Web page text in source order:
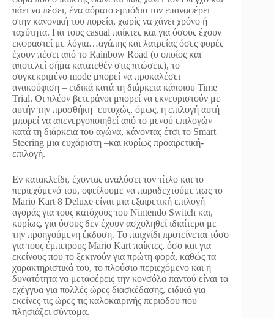
πάει να πέσει, ένα αόρατο εμπόδιο τον επαναφέρει
στην κανονική του πορεία, χωρίς να χάνει χρόνο ή
ταχύτητα. Για τους casual παίκτες και για όσους έχουν
εκφραστεί με λόγια…αγάπης και λατρείας όσες φορές
έχουν πέσει από το Rainbow Road (ο οποίος και
αποτελεί σήμα κατατεθέν στις πτώσεις), το
συγκεκριμένο mode μπορεί να προκαλέσει
ανακούφιση – ειδικά κατά τη διάρκεια κάποιου Time
Trial. Οι πλέον βετεράνοι μπορεί να εκνευριστούν με
αυτήν την προσθήκη˙ ευτυχώς, όμως, η επιλογή αυτή
μπορεί να απενεργοποιηθεί από το μενού επιλογών
κατά τη διάρκεια του αγώνα, κάνοντας έτσι το Smart
Steering μια ευχάριστη –και κυρίως προαιρετική-
επιλογή.
Εν κατακλείδι, έχοντας αναλύσει τον τίτλο και το
περιεχόμενό του, οφείλουμε να παραδεχτούμε πως το
Mario Kart 8 Deluxe είναι μια εξαιρετική επιλογή
αγοράς για τους κατόχους του Nintendo Switch και,
κυρίως, για όσους δεν έχουν ασχοληθεί ιδιαίτερα με
την προηγούμενη έκδοση. Το παιχνίδι προτείνεται τόσο
για τους έμπειρους Mario Kart παίκτες, όσο και για
εκείνους που το ξεκινούν για πρώτη φορά, καθώς τα
χαρακτηριστικά του, το πλούσιο περιεχόμενο και η
δυνατότητα να μεταφέρεις την κονσόλα παντού είναι τα
εχέγγυα για πολλές ώρες διασκέδασης, ειδικά για
εκείνες τις ώρες τις καλοκαιρινής περιόδου που
πλησιάζει σύντομα.